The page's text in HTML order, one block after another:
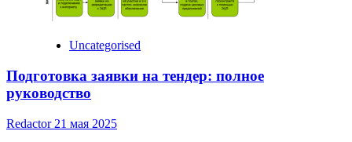
Uncategorised
Подготовка заявки на тендер: полное
руководство
Redactor 21 мая 2025